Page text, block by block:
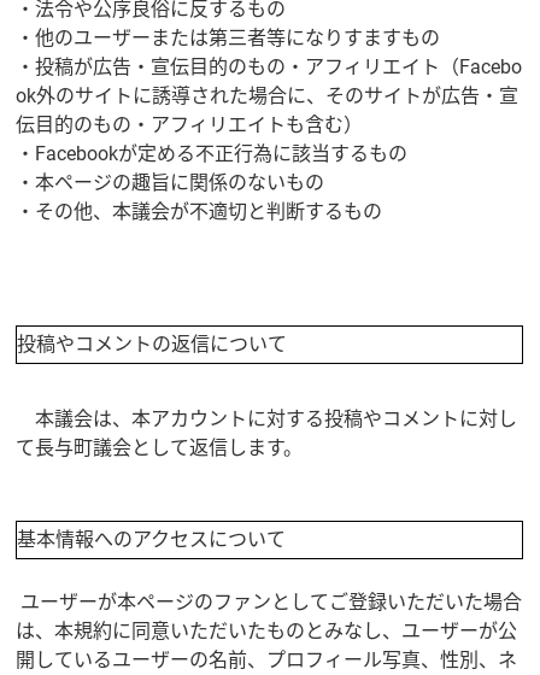
・法令や公序良俗に反するもの
・他のユーザーまたは第三者等になりすますもの
・投稿が広告・宣伝目的のもの・アフィリエイト（Facebo
ok外のサイトに誘導された場合に、そのサイトが広告・宣
伝目的のもの・アフィリエイトも含む）
・Facebookが定める不正行為に該当するもの
・本ページの趣旨に関係のないもの
・その他、本議会が不適切と判断するもの
投稿やコメントの返信について
本議会は、本アカウントに対する投稿やコメントに対し
て長与町議会として返信します。
基本情報へのアクセスについて
ユーザーが本ページのファンとしてご登録いただいた場合
は、本規約に同意いただいたものとみなし、ユーザーが公
開しているユーザーの名前、プロフィール写真、性別、ネ